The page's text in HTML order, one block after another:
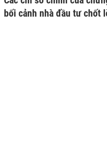
bối cảnh nhà đầu tư chốt